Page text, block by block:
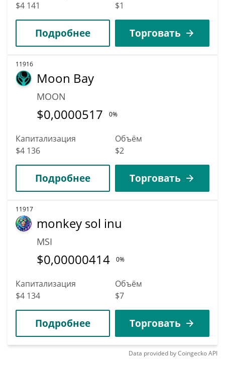
$4 141
$1
Подробнее Торговать
11916
Moon Bay
MOON
$0,0000517 0%
Капитализация
$4 136
Объём
$2
Подробнее Торговать
11917
monkey sol inu
MSI
$0,00000414 0%
Капитализация
$4 134
Объём
$7
Подробнее Торговать
Data provided byCoingeckoAPI